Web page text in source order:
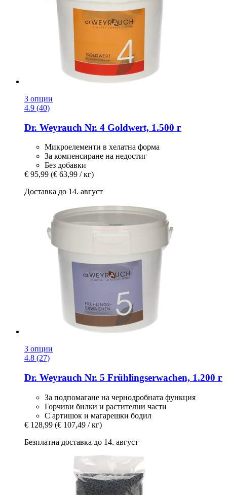
3 опции
4.9 (40)
Dr. Weyrauch Nr. 4 Goldwert, 1.500 г
Микроелементи в хелатна форма
За компенсиране на недостиг
Без добавки
€ 95,99 (€ 63,99 / кг)
Доставка до 14. август
3 опции
4.8 (27)
Dr. Weyrauch Nr. 5 Frühlingserwachen, 1.200 г
За подпомагане на чернодробната функция
Горчиви билки и растителни части
С артишок и магарешки бодил
€ 128,99 (€ 107,49 / кг)
Безплатна доставка до 14. август